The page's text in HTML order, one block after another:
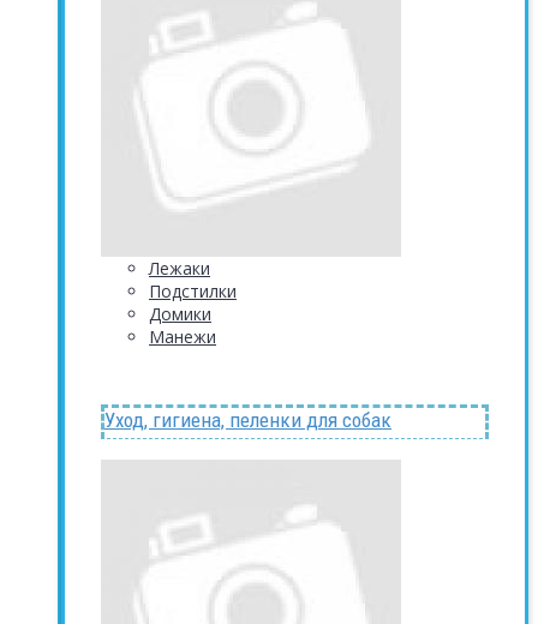
Лежаки
Подстилки
Домики
Манежи
Уход, гигиена, пеленки для собак